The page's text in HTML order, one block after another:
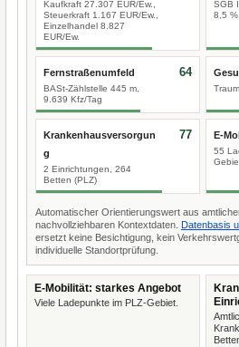
Kaufkraft 27.307 EUR/Ew.,
Steuerkraft 1.167 EUR/Ew.,
Einzelhandel 8.827
EUR/Ew.
SGB
8,5
Fernstraßenumfeld
BASt-Zählstelle 445 m,
9.639 Kfz/Tag
64
Krankenhausversorgun
g
2 Einrichtungen, 264
Betten (PLZ)
77 E-
55
Automatischer Orientierungswert aus
nachvollziehbaren Kontextdaten. Datenbasis
ersetzt keine Besichtigung, kein
individuelle Standortprüfung.
E-Mobilität: starkes Angebot
Viele Ladepunkte im PLZ-Gebiet.